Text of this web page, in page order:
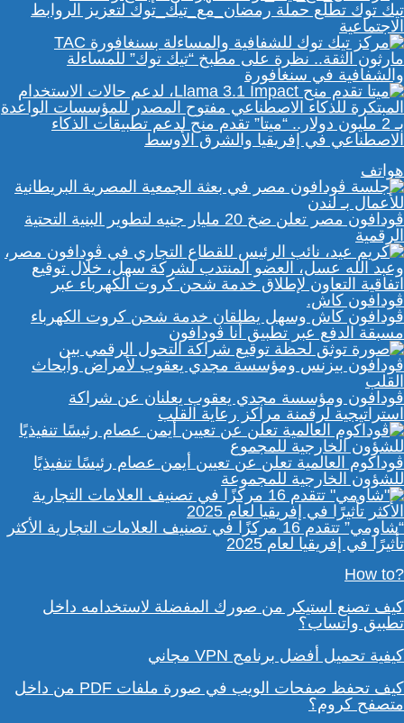
تيك توك تطلع حملة رمضان_مع_تيك_توك لتعزيز الروابط
الاجتماعية
مارثون الثقة.. نظرة على مطبخ “تيك توك” للمساءلة
والشفافية في سنغافورة
بـ 2 مليون دولار.. “ميتا” تقدم منح لدعم تطبيقات الذكاء
الاصطناعي في إفريقيا والشرق الأوسط
هواتف
ڤودافون مصر تعلن ضخ 20 مليار جنيه لتطوير البنية التحتية
الرقمية
ڤودافون كاش وسهل يطلقان خدمة شحن كروت الكهرباء
مسبقة الدفع عبر تطبيق أنا ڤودافون
ڤودافون ومؤسسة مجدي يعقوب يعلنان عن شراكة
استراتيجية لرقمنة مراكز رعاية القلب
ڤوداكوم العالمية تعلن عن تعيين أيمن عصام رئيسًا تنفيذيًا
للشؤون الخارجية للمجموعة
“شاومي” تتقدم 16 مركزًا في تصنيف العلامات التجارية الأكثر
تأثيرًا في إفريقيا لعام 2025
?How to
كيف تصنع استيكر من صورك المفضلة لاستخدامه داخل
تطبيق واتساب؟
كيفية تحميل أفضل برنامج VPN مجاني
كيف تحفظ صفحات الويب في صورة ملفات PDF من داخل
متصفح كروم؟